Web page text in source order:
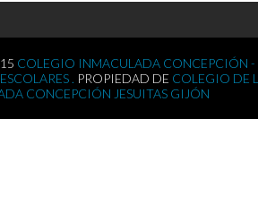
COLEGIO INMACULADA CONCEPCIÓN -
. PROPIEDAD DE COLEGIO DE
CONCEPCIÓN JESUITAS GIJÓN